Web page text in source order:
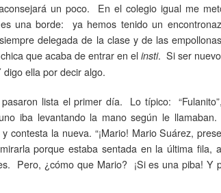
un poco. En el colegio igual me
una borde: ya hemos tenido un
delegada de la clase y de las
que acaba de entrar en elinsti. Si ser
ella por decir algo.
lista el primer día. Lo típico: “Fulanito”,
iba levantando la mano según le
contesta la nueva. “¡Mario! Mario Suárez,
porque estaba sentada en la última
Pero, ¿cómo que Mario? ¡Si es una piba! Y